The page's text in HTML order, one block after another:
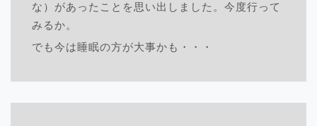
な）があったことを思い出しました。今度行って
みるか。
でも今は睡眠の方が大事かも・・・